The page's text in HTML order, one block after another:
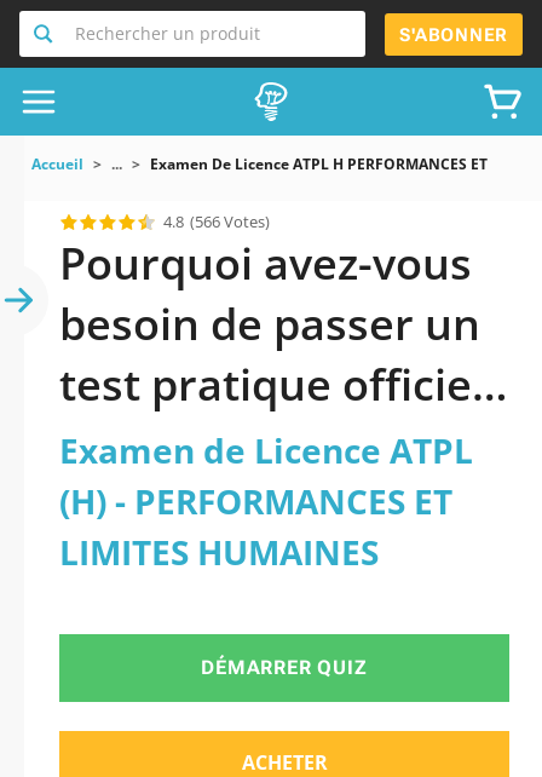
Rechercher un produit S'ABONNER
Accueil ... Examen De Licence ATPL H PERFORMANCES ET
4.8 (566 Votes)
Pourquoi avez-vous
besoin de passer un
test pratique officiel
mis à jour de Examen
de Licence ATPL (H) -
PERFORMANCES ET
LIMITES HUMAINES
2026 ?
Examen de Licence ATPL
(H) - PERFORMANCES ET
LIMITES HUMAINES
DÉMARRER QUIZ
ACHETER